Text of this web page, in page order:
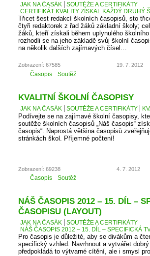
JAK NA ČASÁK
SOUTĚŽE A CERTIFIKÁTY
CERTIFIKÁT KVALITY ZÍSKAL KAŽDÝ DRUHÝ
Třicet šest redakcí školních časopisů, sto
čtyři redaktorek z řad žáků základní školy;
žáků, kteří získali během uplynulého
rozhodli se na jeho základě svůj školní
na několik dalších zajímavých čísel…
Zobrazení: 67585 19. 7. 2012
Časopis Soutěž
KVALITNÍ ŠKOLNÍ ČASOPISY
JAK NA ČASÁK SOUTĚŽE A CERTIFIKÁTY
Podívejte se na zajímavé školní časopisy,
soutěže školních časopisů „Náš časopis“
časopis“. Naprostá většina časopisů
stránkách škol. Příjemné počtení!
Zobrazení: 69238 4. 7. 2012
Časopis Soutěž
NÁŠ ČASOPIS 2012 – 15. DÍL –
ČASOPISU (LAYOUT)
JAK NA ČASÁK
SOUTĚŽE A CERTIFIKÁTY
NÁŠ ČASOPIS 2012 – 15. DÍL – SPECIFICKÁ
Pro časopis je důležité, aby se divákům a
specifický vzhled. Navrhnout a vytvářet
předpokládá to výtvarné cítění, ale i smysl